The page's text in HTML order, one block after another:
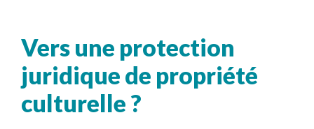
Vers une protection
juridique de propriété
culturelle ?